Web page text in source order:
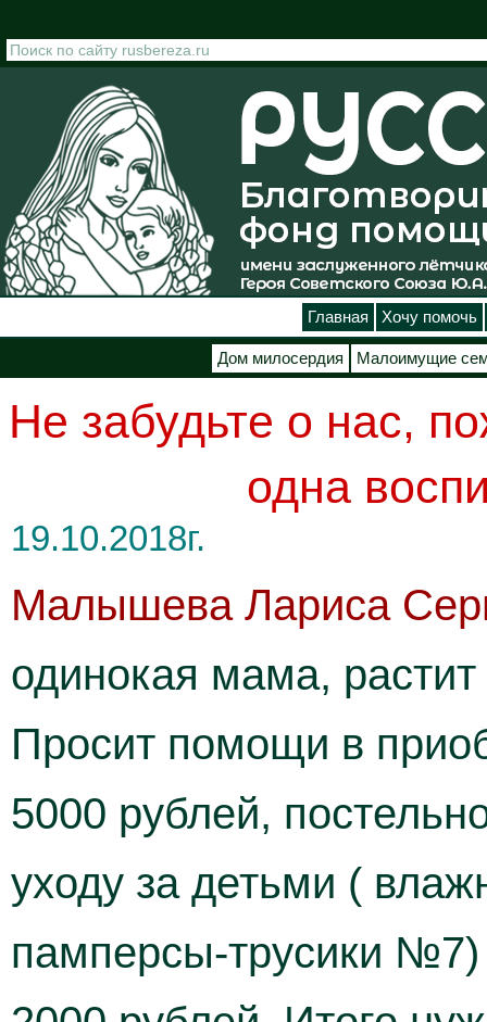
Главная Хочу помочь
Дом милосердия Малоимущие
Не забудьте о нас,
одна
19.10.2018г.
Малышева Лариса
одинокая мама,
Просит помощи в
5000 рублей,
уходу за детьми (
памперсы-трусики №7)